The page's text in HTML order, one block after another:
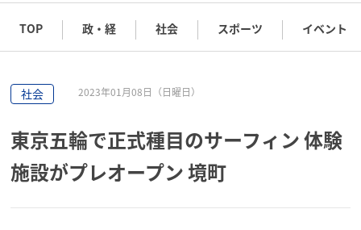
TOP 政・経 社会 スポーツ イベント
社会 2023年01月08日（日曜日）
東京五輪で正式種目のサーフィン 体験
施設がプレオープン 境町